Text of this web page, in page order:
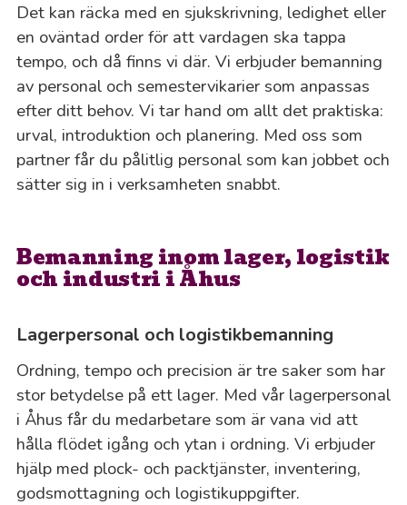
Det kan räcka med en sjukskrivning, ledighet eller
en oväntad order för att vardagen ska tappa
tempo, och då finns vi där. Vi erbjuder bemanning
av personal och semestervikarier som anpassas
efter ditt behov. Vi tar hand om allt det praktiska:
urval, introduktion och planering. Med oss som
partner får du pålitlig personal som kan jobbet och
sätter sig in i verksamheten snabbt.
Bemanning inom lager, logistik
och industri i Åhus
Lagerpersonal och logistikbemanning
Ordning, tempo och precision är tre saker som har
stor betydelse på ett lager. Med vår lagerpersonal
i Åhus får du medarbetare som är vana vid att
hålla flödet igång och ytan i ordning. Vi erbjuder
hjälp med plock- och packtjänster, inventering,
godsmottagning och logistikuppgifter.